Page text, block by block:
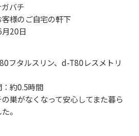
バチ
様のご自宅の軒下
20日
フタルスリン、d-T80レスメトリ
約0.5時間
巣がなくなって安心してまた暮ら
。